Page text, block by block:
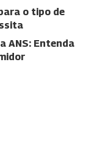
o tipo de
ANS: Entenda